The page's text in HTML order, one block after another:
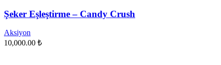
Şeker Eşleştirme – Candy Crush
Aksiyon
10,000.00 ₺